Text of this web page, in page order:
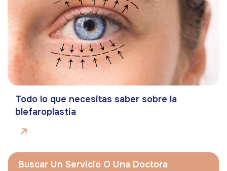
Todo lo que necesitas saber sobre la
blefaroplastia
Buscar Un Servicio O Una Doctora